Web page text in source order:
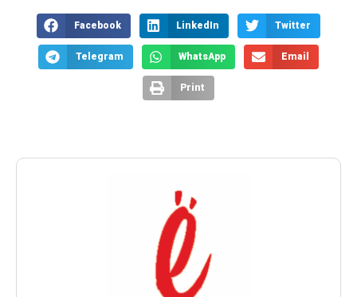
Facebook LinkedIn Twitter
Telegram WhatsApp Email
Print